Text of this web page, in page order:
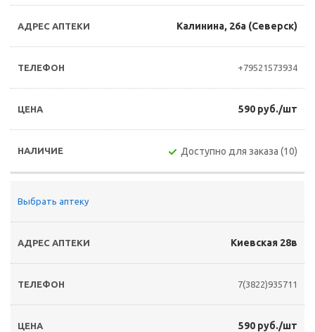
Калинина, 26а (Северск)
+79521573934
590 руб./шт
Доступно для заказа (10)
Выбрать аптеку
Киевская 28в
7(3822)935711
590 руб./шт